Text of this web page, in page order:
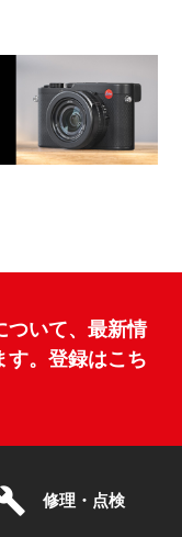
ついて、最新情
す。登録はこち
修理・点検